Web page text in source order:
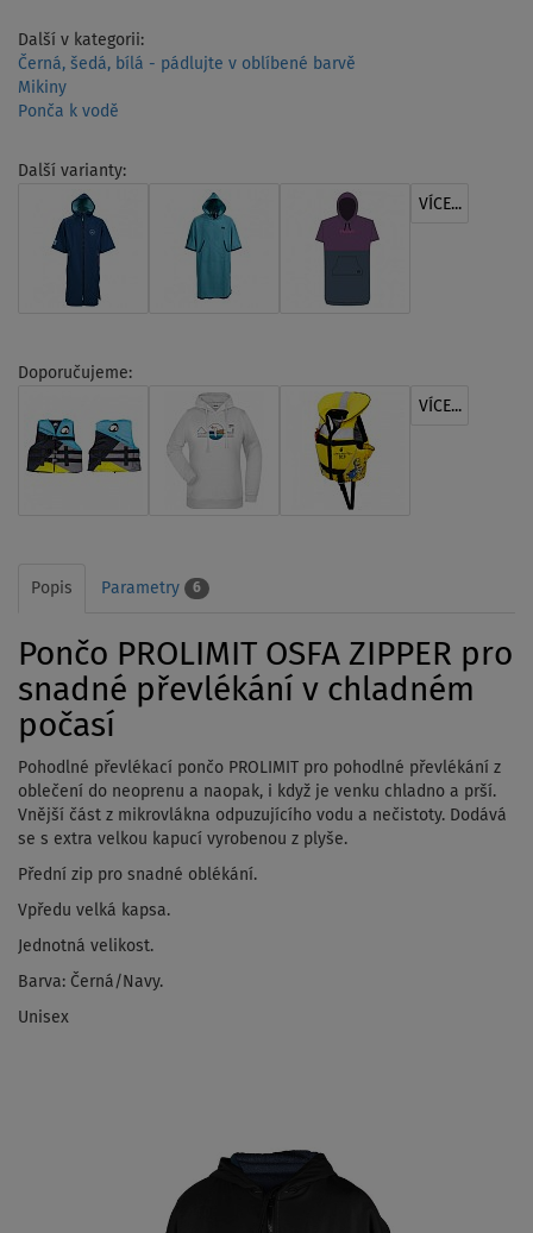
Další v kategorii:
Černá, šedá, bílá - pádlujte v oblíbené barvě
Mikiny
Ponča k vodě
Další varianty:
VÍCE...
Doporučujeme:
VÍCE...
Popis Parametry 6
Pončo PROLIMIT OSFA ZIPPER pro
snadné převlékání v chladném
počasí
Pohodlné převlékací pončo PROLIMIT pro pohodlné převlékání z
oblečení do neoprenu a naopak, i když je venku chladno a prší.
Vnější část z mikrovlákna odpuzujícího vodu a nečistoty. Dodává
se s extra velkou kapucí vyrobenou z plyše.
Přední zip pro snadné oblékání.
Vpředu velká kapsa.
Jednotná velikost.
Barva: Černá/Navy.
Unisex